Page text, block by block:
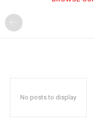
No posts to display